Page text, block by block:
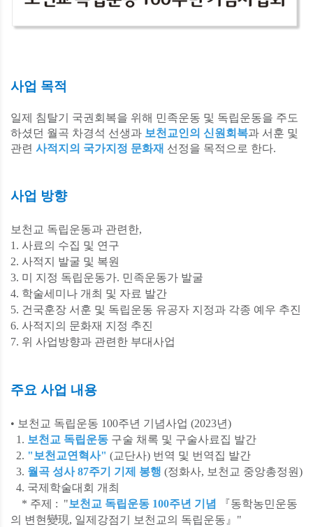
사업 목적
일제 침탈기 국권회복을 위해 민족운동 및 독립운동을 주도
하셨던 월곡 차경석 선생과 보천교인의 신원회복과 서훈 및
관련 사적지의 국가지정 문화재 선정을 목적으로 한다.
사업 방향
보천교 독립운동과 관련한,
1. 사료의 수집 및 연구
2. 사적지 발굴 및 복원
3. 미 지정 독립운동가. 민족운동가 발굴
4. 학술세미나 개최 및 자료 발간
5. 건국훈장 서훈 및 독립운동 유공자 지정과 각종 예우 추진
6. 사적지의 문화재 지정 추진
7. 위 사업방향과 관련한 부대사업
주요 사업 내용
• 보천교 독립운동 100주년 기념사업 (2023년)
1. 보천교 독립운동 구술 채록 및 구술사료집 발간
2. "보천교연혁사" (교단사) 번역 및 번역집 발간
3. 월곡 성사 87주기 기제 봉행 (정화사, 보천교 중앙총정원)
4. 국제학술대회 개최
* 주제 : "보천교 독립운동 100주년 기념
『동학농민운동
의 변현變現, 일제강점기 보천교의 독립운동』"